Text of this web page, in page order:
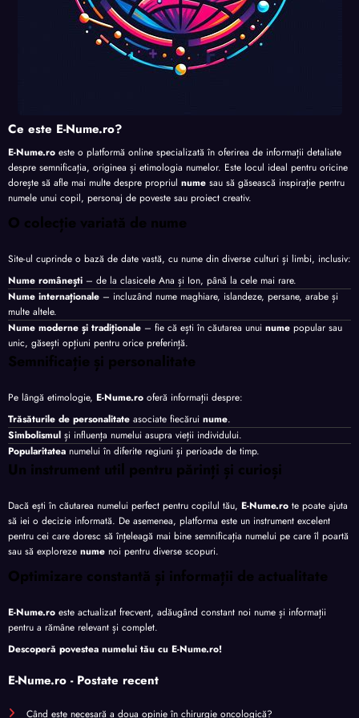
Ce este E-Nume.ro?
E-Nume.ro este o platformă online specializată în oferirea de informații detaliate
despre semnificația, originea și etimologia numelor. Este locul ideal pentru oricine
dorește să afle mai multe despre propriul nume sau să găsească inspirație pentru
numele unui copil, personaj de poveste sau proiect creativ.
O colecție variată de nume
Site-ul cuprinde o bază de date vastă, cu nume din diverse culturi și limbi, inclusiv:
Nume românești – de la clasicele Ana și Ion, până la cele mai rare.
Nume internaționale – incluzând nume maghiare, islandeze, persane, arabe și
multe altele.
Nume moderne și tradiționale – fie că ești în căutarea unui nume popular sau
unic, găsești opțiuni pentru orice preferință.
Semnificație și personalitate
Pe lângă etimologie, E-Nume.ro oferă informații despre:
Trăsăturile de personalitate asociate fiecărui nume.
Simbolismul și influența numelui asupra vieții individului.
Popularitatea numelui în diferite regiuni și perioade de timp.
Un instrument util pentru părinți și curioși
Dacă ești în căutarea numelui perfect pentru copilul tău, E-Nume.ro te poate ajuta
să iei o decizie informată. De asemenea, platforma este un instrument excelent
pentru cei care doresc să înțeleagă mai bine semnificația numelui pe care îl poartă
sau să exploreze nume noi pentru diverse scopuri.
Optimizare constantă și informații de actualitate
E-Nume.ro este actualizat frecvent, adăugând constant noi nume și informații
pentru a rămâne relevant și complet.
Descoperă povestea numelui tău cu E-Nume.ro!
E-Nume.ro - Postate recent
Când este necesară a doua opinie în chirurgie oncologică?